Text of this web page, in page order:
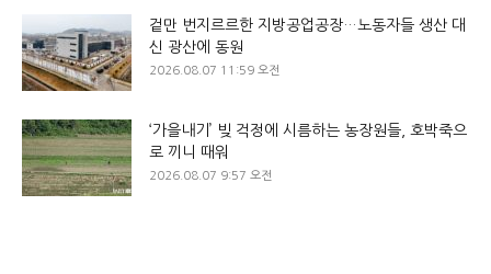
겉만 번지르르한 지방공업공장…노동자들 생산 대
신 광산에 동원
2026.08.07 11:59 오전
‘가을내기’ 빚 걱정에 시름하는 농장원들, 호박죽으
로 끼니 때워
2026.08.07 9:57 오전